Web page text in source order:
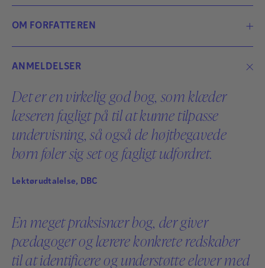
OM FORFATTEREN
ANMELDELSER
Det er en virkelig god bog, som klæder
læseren fagligt på til at kunne tilpasse
undervisning, så også de højtbegavede
børn føler sig set og fagligt udfordret.
Lektørudtalelse, DBC
En meget praksisnær bog, der giver
pædagoger og lærere konkrete redskaber
til at identificere og understøtte elever med